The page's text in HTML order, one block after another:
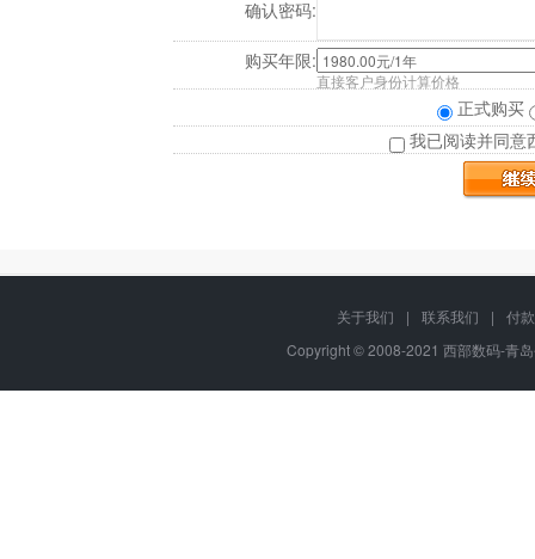
确认密码:
购买年限:
直接客户身份计算价格
正式购买
我已阅读并同意
关于我们 | 联系我们 |
付
Copyright © 2008-2021 西部数码-青